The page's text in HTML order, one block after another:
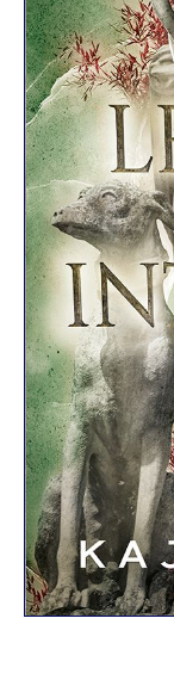
R
K
E
L
–
D
E
R
F
A
N